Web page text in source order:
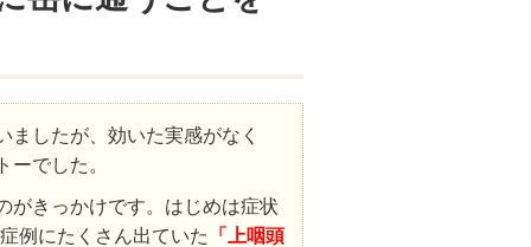
したが、効いた実感がなく
ーでした。
がきっかけです。はじめは症状
例にたくさん出ていた
「上咽頭